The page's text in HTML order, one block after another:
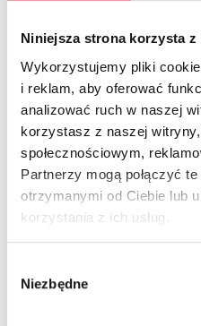
Niniejsza strona korzysta
Wykorzystujemy pliki
i reklam, aby oferować
analizować ruch w naszej
korzystasz z naszej
społecznościowym,
Partnerzy mogą połączyć
otrzymanymi od Ciebie lub
korzystania z ich usług.
zgody
Niezbędne
Bright Junior Media